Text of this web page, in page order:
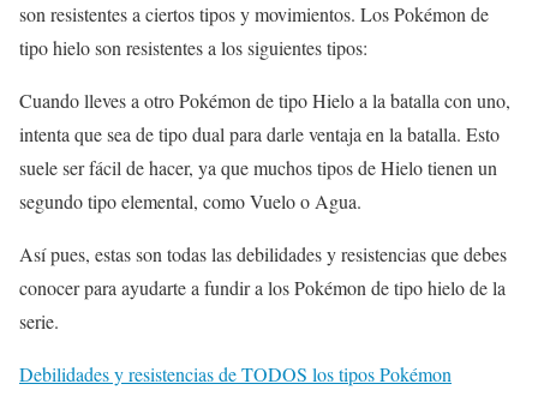
son resistentes a ciertos tipos y movimientos. Los Pokémon de
tipo hielo son resistentes a los siguientes tipos:
Cuando lleves a otro Pokémon de tipo Hielo a la batalla con uno,
intenta que sea de tipo dual para darle ventaja en la batalla. Esto
suele ser fácil de hacer, ya que muchos tipos de Hielo tienen un
segundo tipo elemental, como Vuelo o Agua.
Así pues, estas son todas las debilidades y resistencias que debes
conocer para ayudarte a fundir a los Pokémon de tipo hielo de la
serie.
Debilidades y resistencias de TODOS los tipos Pokémon